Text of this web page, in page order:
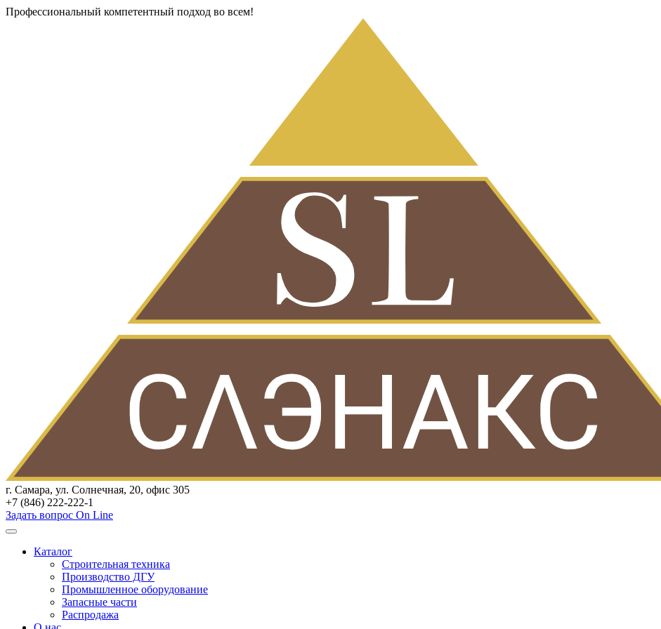
Профессиональный компетентный подход во всем!
г. Самара, ул. Солнечная, 20, офис 305
+7 (846) 222-222-1
Задать вопрос On Line
Каталог
Строительная техника
Производство ДГУ
Промышленное оборудование
Запасные части
Распродажа